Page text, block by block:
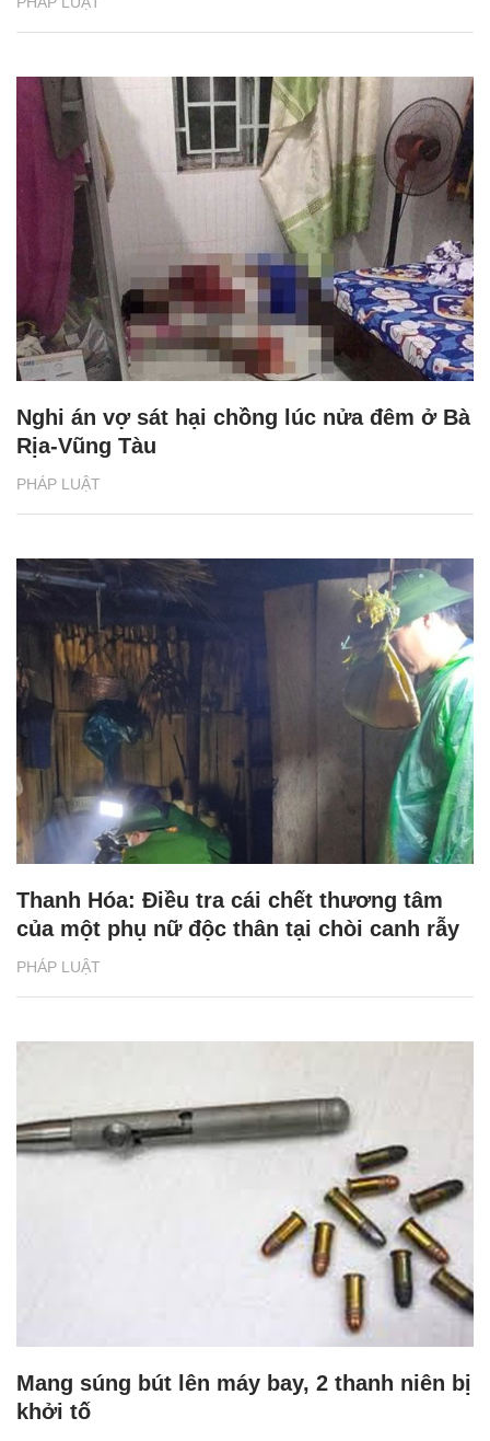
PHÁP LUẬT
Nghi án vợ sát hại chồng lúc nửa đêm ở Bà
Rịa-Vũng Tàu
PHÁP LUẬT
Thanh Hóa: Điều tra cái chết thương tâm
của một phụ nữ độc thân tại chòi canh rẫy
Mang súng bút lên máy bay, 2 thanh niên bị
khởi tố